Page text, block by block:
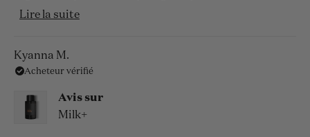
it smells! I got my first bottle in December and I wear
Lire la suiteEn
sur
avis
Kyanna M.
Acheteur vérifié
Avis sur
Milk+